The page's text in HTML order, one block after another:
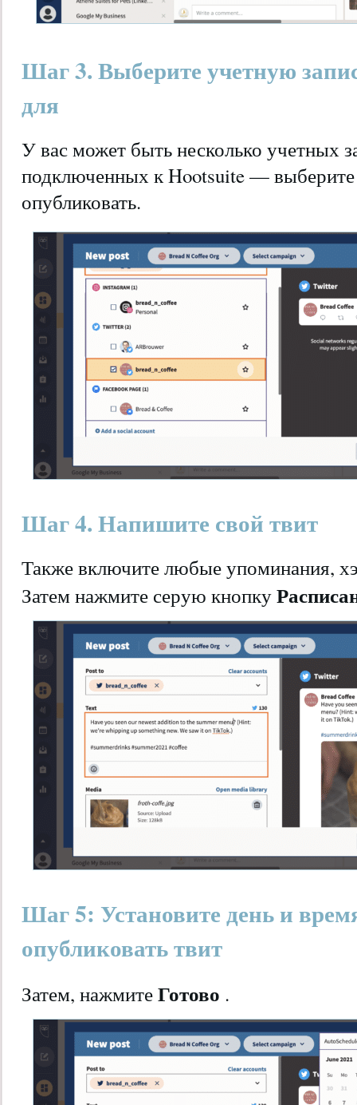
Шаг 3. Выберите учетную
для
У вас может быть несколько учетных
подключенных к Hootsuite — выберите
опубликовать.
Шаг 4. Напишите свой твит
Также включите любые упоминания,
Затем нажмите серую кнопку
Шаг 5: Установите день и
опубликовать твит
Затем, нажмитеГотово .